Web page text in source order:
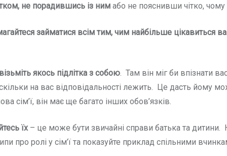
не порадившись із ним або не пояснивши чітко,
займатися всім тим, чим найбільше цікавиться
якось підлітка з собою . Там він міг би впізнати
на вас відповідальності лежить. Це дасть йому
сім’ї, він має ще багато інших обов’язків.
їх – це може бути звичайні справи батька та
про ролі у сім’ї та показуйте приклад спільними